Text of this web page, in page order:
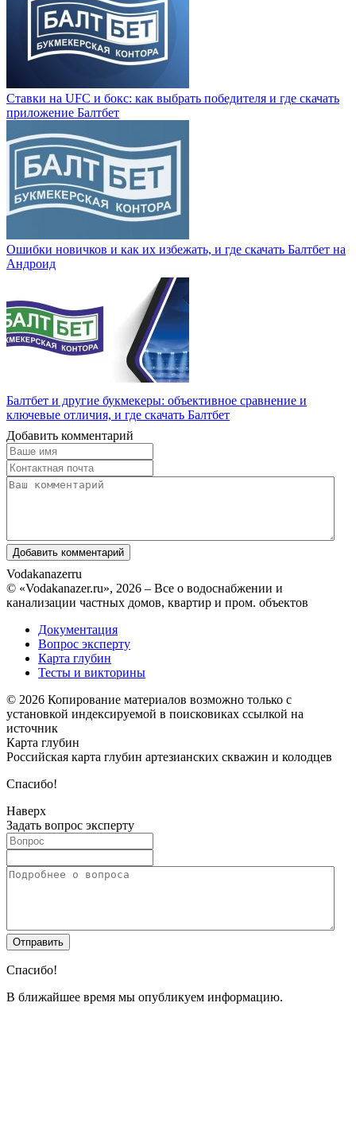
Ставки на UFC и бокс: как выбрать победителя и где скачать
приложение Балтбет
Ошибки новичков и как их избежать, и где скачать Балтбет на
Андроид
Балтбет и другие букмекеры: объективное сравнение и
ключевые отличия, и где скачать Балтбет
Добавить комментарий
Vodakanazerru
© «Vodakanazer.ru», 2026 – Все о водоснабжении и
канализации частных домов, квартир и пром. объектов
Документация
Вопрос эксперту
Карта глубин
Тесты и викторины
© 2026 Копирование материалов возможно только с
установкой индексируемой в поисковиках ссылкой на
источник
Карта глубин
Российская карта глубин артезианских скважин и колодцев
Спасибо!
Наверх
Задать вопрос эксперту
Спасибо!
В ближайшее время мы опубликуем информацию.